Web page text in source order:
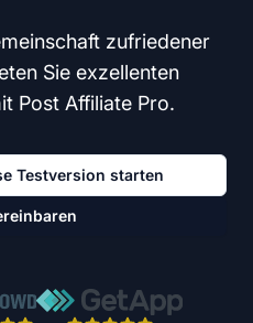
zufriedener
Sie exzellenten
Post Affiliate Pro.
Testversion starten